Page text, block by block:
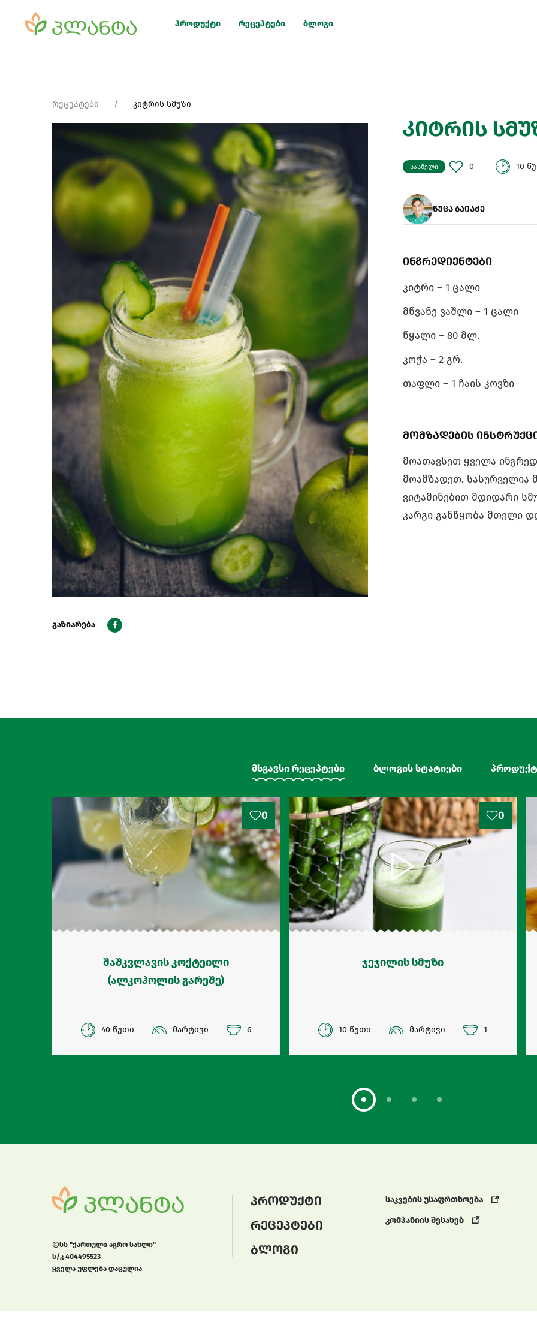
პროდუქტი რეცეპტები ბლოგი
რეცეპტები კიტრის სმუზი
კიტრის
სასმელი 0 10
ნუცა ბაიაძე
ინგრედიენტები
კიტრი – 1 ცალი
მწვანე ვაშლი – 1 ცალი
წყალი – 80 მლ.
კოჭა – 2 გრ.
თაფლი – 1 ჩაის კოვზი
მომზადების
მოათავსეთ ყველა
მოამზადეთ. სასურველია
ვიტამინებით მდიდარი
კარგი განწყობა მთელი
გაზიარება
მსგავსი რეცეპტები ბლოგის სტატიები
0
შაშკვლავის კოქტეილი
(ალკოჰოლის გარეშე)
40 წუთი მარტივი 6
0
ჯეჯილის სმუზი
10 წუთი მარტივი 1
სს "ქართული აგრო სახლი"
ს/კ 404495523
ყველა უფლება დაცულია
პროდუქტი
რეცეპტები
ბლოგი
საკვების უსაფრთხოება
კომპანიის შესახებ